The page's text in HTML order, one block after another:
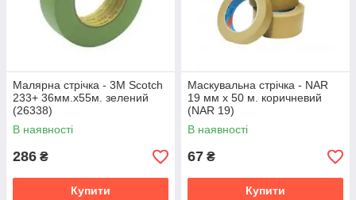
Малярна стрічка - 3M Scotch
233+ 36мм.х55м. зелений
(26338)
В наявності
286 ₴
Купити
Маскувальна стрічка - NAR
19 мм х 50 м. коричневий
(NAR 19)
В наявності
67 ₴
Купити